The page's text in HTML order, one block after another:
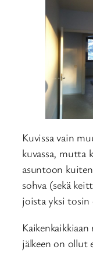
Kuvissa vain
kuvassa, mutta
asuntoon
sohva (sekä
joista yksi tosin
jälkeen on ollut